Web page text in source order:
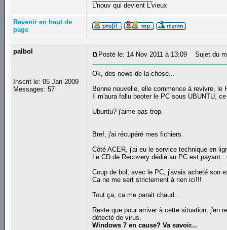
L'nouv qui devient L'vieux
Revenir en haut de
page
palbol
Inscrit le: 05 Jan 2009
Messages: 57
Posté le: 14 Nov 2011 à 13:09 Sujet du
Ok, des news de la chose...
Bonne nouvelle, elle commence à revivre, le
Il m'aura fallu booter le PC sous UBUNTU,
Ubuntu? j'aime pas trop.
Bref, j'ai récupéré mes fichiers.
Côté ACER, j'ai eu le service technique en
Le CD de Recovery dédié au PC est payant :
Coup de bol, avec le PC, j'avais acheté son
Ca ne me sert strictement à rien ici!!!
Tout ça, ca me parait chaud...
Reste que pour arriver à cette situation, j'en
détecté de virus.
Windows 7 en cause? Va savoir...